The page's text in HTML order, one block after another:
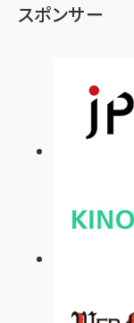
スポンサー